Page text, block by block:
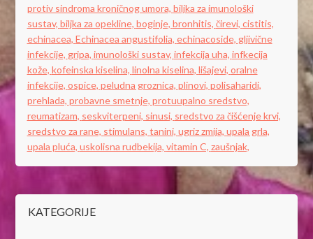
protiv sindroma kroničnog umora, biljka za imunološki
sustav, biljka za opekline, boginje, bronhitis, čirevi, cistitis,
echinacea, Echinacea angustifolia, echinacoside, gljivične
infekcije, gripa, imunološki sustav, infekcija uha, infkecija
kože, kofeinska kiselina, linolna kiselina, lišajevi, oralne
infekcije, ospice, peludna groznica, plinovi, polisaharidi,
prehlada, probavne smetnje, protuupalno sredstvo,
reumatizam, seskviterpeni, sinusi, sredstvo za čišćenje krvi,
sredstvo za rane, stimulans, tanini, ugriz zmija, upala grla,
upala pluća, uskolisna rudbekija, vitamin C, zaušnjak,
KATEGORIJE